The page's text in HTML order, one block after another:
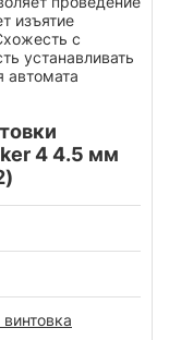
изъятие
с
устанавливать
автомата
4 4.5 мм